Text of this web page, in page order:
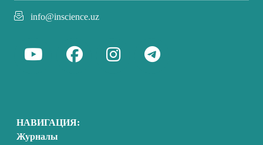
info@inscience.uz
НАВИГАЦИЯ:
Журналы